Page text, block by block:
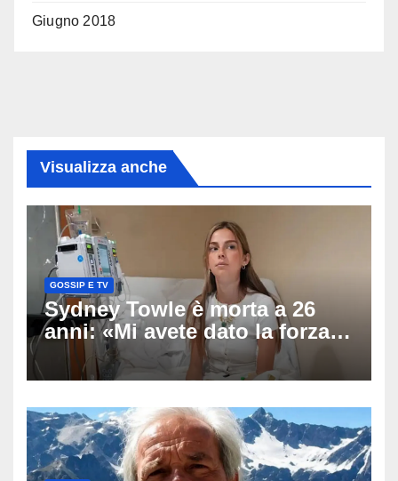
Giugno 2018
Visualizza anche
GOSSIP E TV
Sydney Towle è morta a 26
anni: «Mi avete dato la forza
di andare avanti», l’ultimo
messaggio dell’influencer